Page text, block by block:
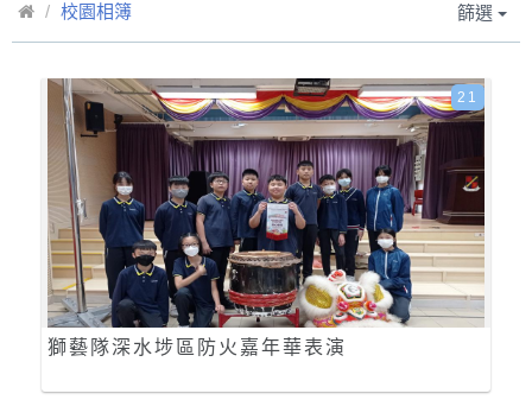
校園相簿 篩選
獅藝隊深水埗區防火嘉年華表演
21